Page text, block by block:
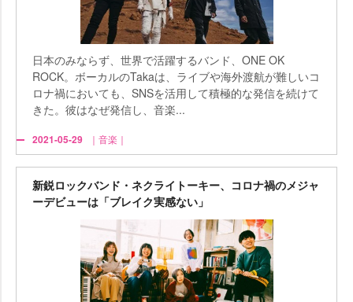
日本のみならず、世界で活躍するバンド、ONE OK
ROCK。ボーカルのTakaは、ライブや海外渡航が難しいコ
ロナ禍においても、SNSを活用して積極的な発信を続けて
きた。彼はなぜ発信し、音楽...
2021-05-29 ｜音楽｜
新鋭ロックバンド・ネクライトーキー、コロナ禍のメジャ
ーデビューは「ブレイク実感ない」